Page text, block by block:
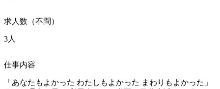
求人数（不問）
3人
仕事内容
「あなたもよかった わたしもよかった まわりもよかった」